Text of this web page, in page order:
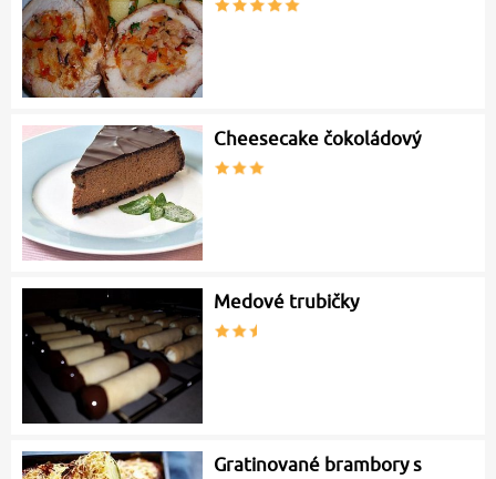
Cheesecake čokoládový
Medové trubičky
Gratinované brambory s